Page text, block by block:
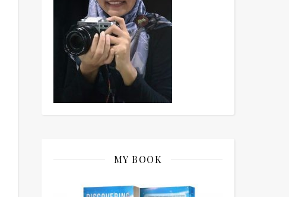
MY BOOK